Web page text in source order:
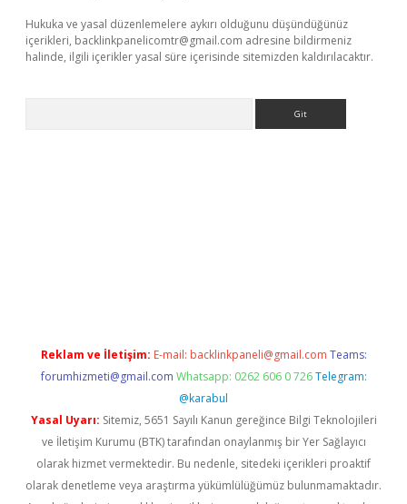
Hukuka ve yasal düzenlemelere aykırı olduğunu düşündüğünüz
içerikleri, backlinkpanelicomtr@gmail.com adresine bildirmeniz
halinde, ilgili içerikler yasal süre içerisinde sitemizden kaldırılacaktır.
Reklam ve İletişim: E-mail: backlinkpaneli@gmail.com Teams:
forumhizmeti@gmail.com Whatsapp: 0262 606 0 726 Telegram:
@karabul
Yasal Uyarı: Sitemiz, 5651 Sayılı Kanun gereğince Bilgi Teknolojileri
ve İletişim Kurumu (BTK) tarafından onaylanmış bir Yer Sağlayıcı
olarak hizmet vermektedir. Bu nedenle, sitedeki içerikleri proaktif
olarak denetleme veya araştırma yükümlülüğümüz bulunmamaktadır.